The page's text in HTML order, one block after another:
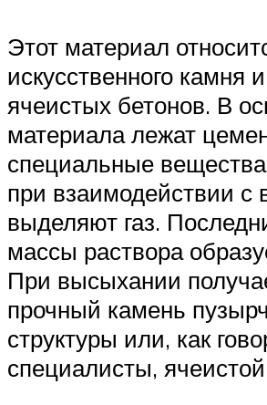
Этот материал
искусственного камня
ячеистых бетонов. В
материала лежат
специальные
при взаимодействии с
выделяют газ.
массы раствора
При высыхании
прочный камень
структуры или, как
специалисты,